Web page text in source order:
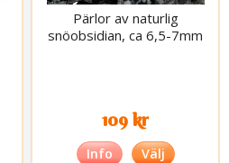
Pärlor av naturlig
snöobsidian, ca 6,5-7mm
109 kr
Info Välj